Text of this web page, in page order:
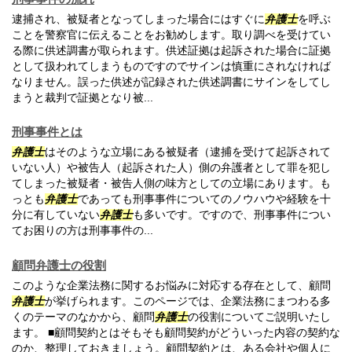
逮捕され、被疑者となってしまった場合にはすぐに 弁護士を呼ぶ
ことを警察官に伝えることをお勧めします。取り調べを受けてい
る際に供述調書が取られます。供述証拠は起訴された場合に証拠
として扱われてしまうものですのでサインは慎重にされなければ
なりません。誤った供述が記録された供述調書にサインをしてし
まうと裁判で証拠となり被...
刑事事件とは
弁護士はそのような立場にある被疑者（逮捕を受けて起訴されて
いない人）や被告人（起訴された人）側の弁護者として罪を犯し
てしまった被疑者・被告人側の味方としての立場にあります。も
っとも 弁護士であっても刑事事件についてのノウハウや経験を十
分に有していない弁護士も多いです。ですので、刑事事件につい
てお困りの方は刑事事件の...
顧問弁護士の役割
このような企業法務に関するお悩みに対応する存在として、顧問
弁護士が挙げられます。このページでは、企業法務にまつわる多
くのテーマのなかから、顧問 弁護士の役割についてご説明いたし
ます。 ■顧問契約とはそもそも顧問契約がどういった内容の契約な
のか、整理しておきましょう。顧問契約とは、ある会社や個人に